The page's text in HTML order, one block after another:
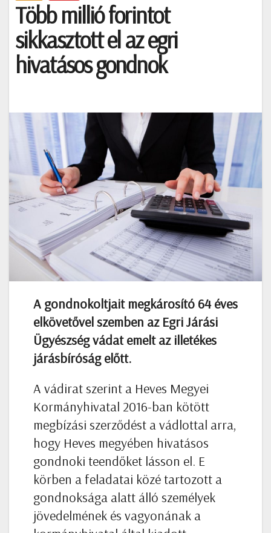
Több millió forintot
sikkasztott el az egri
hivatásos gondnok
A gondnokoltjait megkárosító 64 éves
elkövetővel szemben az Egri Járási
Ügyészség vádat emelt az illetékes
járásbíróság előtt.
A vádirat szerint a Heves Megyei
Kormányhivatal 2016-ban kötött
megbízási szerződést a vádlottal arra,
hogy Heves megyében hivatásos
gondnoki teendőket lásson el. E
körben a feladatai közé tartozott a
gondnoksága alatt álló személyek
jövedelmének és vagyonának a